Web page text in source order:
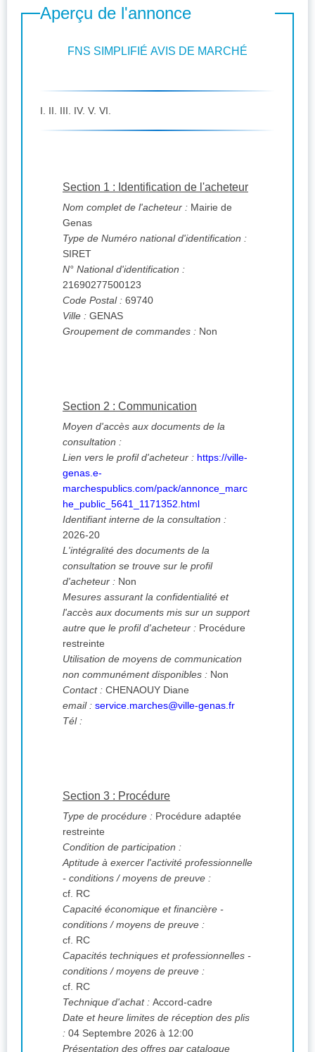
Aperçu de l'annonce
FNS SIMPLIFIÉ AVIS DE MARCHÉ
I. II. III. IV. V. VI.
Section 1 : Identification de l'acheteur
Nom complet de l'acheteur : Mairie de
Genas
Type de Numéro national d'identification :
SIRET
N° National d'identification :
21690277500123
Code Postal : 69740
Ville : GENAS
Groupement de commandes : Non
Section 2 : Communication
Moyen d'accès aux documents de la
consultation :
Lien vers le profil d'acheteur : https://ville-
genas.e-
marchespublics.com/pack/annonce_marc
he_public_5641_1171352.html
Identifiant interne de la consultation :
2026-20
L'intégralité des documents de la
consultation se trouve sur le profil
d'acheteur : Non
Mesures assurant la confidentialité et
l'accès aux documents mis sur un support
autre que le profil d'acheteur : Procédure
restreinte
Utilisation de moyens de communication
non communément disponibles : Non
Contact : CHENAOUY Diane
email : service.marches@ville-genas.fr
Tél :
Section 3 : Procédure
Type de procédure : Procédure adaptée
restreinte
Condition de participation :
Aptitude à exercer l'activité professionnelle
- conditions / moyens de preuve :
cf. RC
Capacité économique et financière -
conditions / moyens de preuve :
cf. RC
Capacités techniques et professionnelles -
conditions / moyens de preuve :
cf. RC
Technique d'achat : Accord-cadre
Date et heure limites de réception des plis
: 04 Septembre 2026 à 12:00
Présentation des offres par catalogue